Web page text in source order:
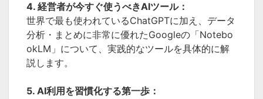
4. 経営者が今すぐ使うべきAIツール：
世界で最も使われているChatGPTに加え、データ
分析・まとめに非常に優れたGoogleの「Notebo
okLM」について、実践的なツールを具体的に解
説します。
5. AI利用を習慣化する第一歩：